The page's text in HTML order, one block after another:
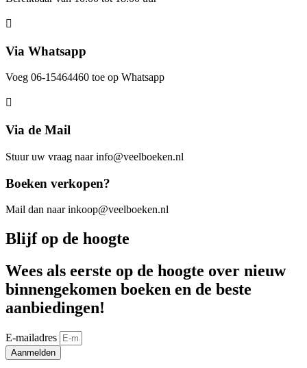
Via Whatsapp
Voeg 06-15464460 toe op Whatsapp
Via de Mail
Stuur uw vraag naar info@veelboeken.nl
Boeken verkopen?
Mail dan naar inkoop@veelboeken.nl
Blijf op de hoogte
Wees als eerste op de hoogte over nieuw
binnengekomen boeken en de beste
aanbiedingen!
E-mailadres
Aanmelden